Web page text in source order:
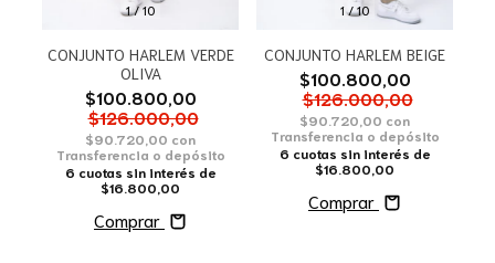
1/10
CONJUNTO HARLEM VERDE
OLIVA
$100.800,00
$126.000,00
$90.720,00 con
Transferencia o depósito
6 cuotas sin interés de
$16.800,00
Comprar
1/10
CONJUNTO HARLEM BEIGE
$100.800,00
$126.000,00
$90.720,00 con
Transferencia o depósito
6 cuotas sin interés de
$16.800,00
Comprar